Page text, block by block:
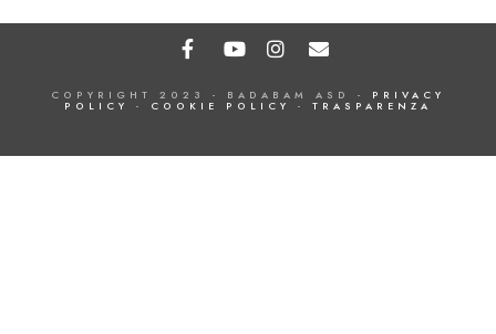
COPYRIGHT 2023 - BADABAM ASD - PRIVACY
POLICY
- COOKIE POLICY - TRASPARENZA